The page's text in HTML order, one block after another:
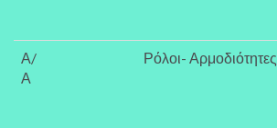
Α/
Α
Ρόλοι- Αρμοδιότητες